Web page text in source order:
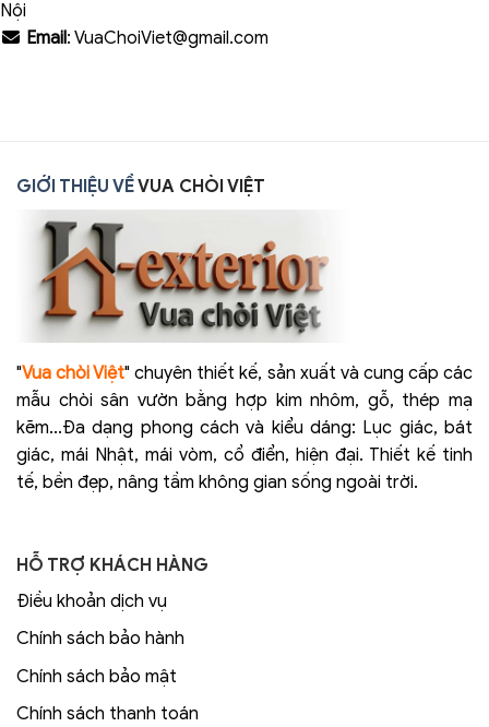
Nội
Email: VuaChoiViet@gmail.com
GIỚI THIỆU VỀVUA CHÒI VIỆT
"Vua chòi Việt" chuyên thiết kế, sản xuất và cung cấp các
mẫu chòi sân vườn bằng hợp kim nhôm, gỗ, thép mạ
kẽm...Đa dạng phong cách và kiểu dáng: Lục giác, bát
giác, mái Nhật, mái vòm, cổ điển, hiện đại. Thiết kế tinh
tế, bền đẹp, nâng tầm không gian sống ngoài trời.
HỖ TRỢ KHÁCH HÀNG
Điều khoản dịch vụ
Chính sách bảo hành
Chính sách bảo mật
Chính sách thanh toán